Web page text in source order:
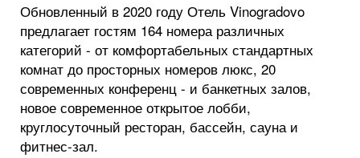
Обновленный в 2020 году Отель Vinogradovo
предлагает гостям 164 номера различных
категорий - от комфортабельных стандартных
комнат до просторных номеров люкс, 20
современных конференц - и банкетных залов,
новое современное открытое лобби,
круглосуточный ресторан, бассейн, сауна и
фитнес-зал.